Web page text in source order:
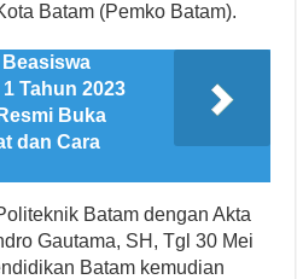
Batam (Pemko Batam).
Beasiswa
Tahun 2023
Buka
dan Cara
Batam dengan Akta
Gautama, SH, Tgl 30 Mei
Batam kemudian